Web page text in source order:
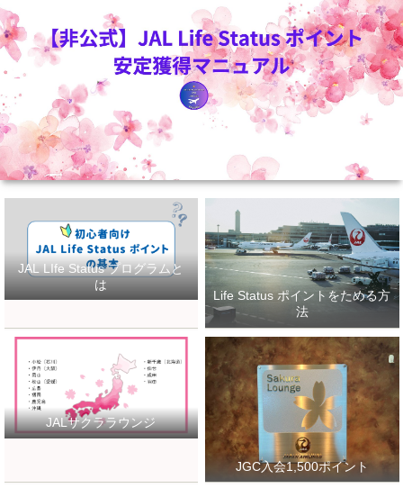
JAL LIfe Status プログラムと
は
Life Status ポイントをためる方
法
JALサクララウンジ
JGC入会1,500ポイント